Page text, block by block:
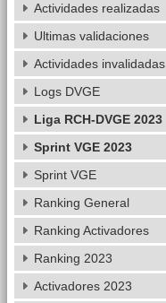
Actividades realizadas
Ultimas validaciones
Actividades invalidadas
Logs DVGE
Liga RCH-DVGE 2023
Sprint VGE 2023
Sprint VGE
Ranking General
Ranking Activadores
Ranking 2023
Activadores 2023